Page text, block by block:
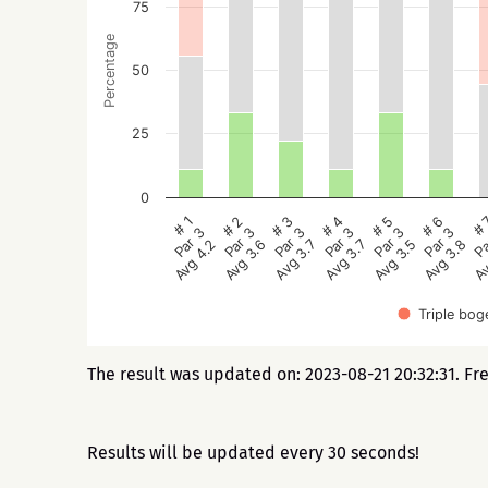
Percentage
Triple
# 1
Par 3
Avg 4.2
# 2
Par 3
Avg 3.6
# 3
Par 3
Avg 3.7
# 4
Par 3
Avg 3.7
# 5
Par 3
Avg 3.5
# 6
Par 3
Avg 3.8
#
0
25
50
75
The result was updated on: 2023-08-21 20:32:31.
Results will be updated every 30 seconds!